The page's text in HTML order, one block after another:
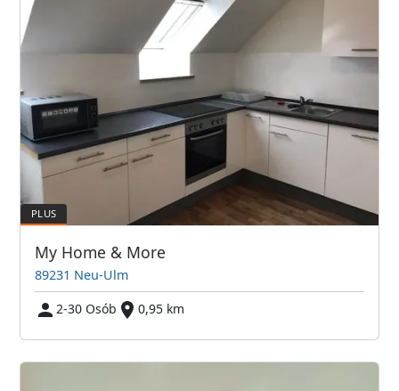
My Home & More
89231 Neu-Ulm
2-30 Osób
0,95 km